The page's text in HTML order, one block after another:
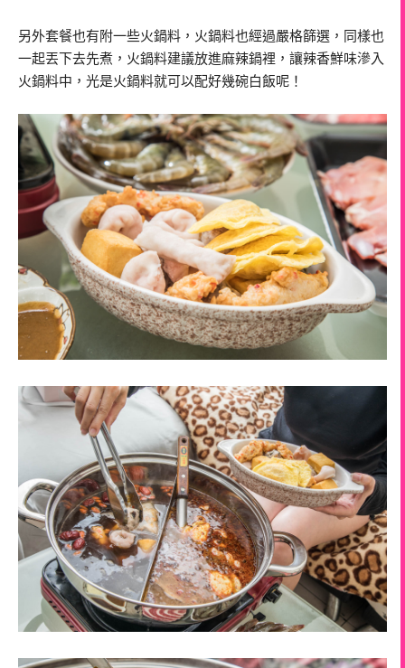
另外套餐也有附一些火鍋料，火鍋料也經過嚴格篩選，同樣也
一起丟下去先煮，火鍋料建議放進麻辣鍋裡，讓辣香鮮味滲入
火鍋料中，光是火鍋料就可以配好幾碗白飯呢！